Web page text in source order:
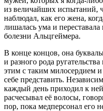
из величайших испытаний,
наблюдал, как его жена,
лишалась ума и переставала
болезни Альцгеймера.
В конце концов, она
и разного рода
этим с таким милосердием
себе представить.
каждый день приходил к
расчесывал её волосы,
пор, пока медперсонал его